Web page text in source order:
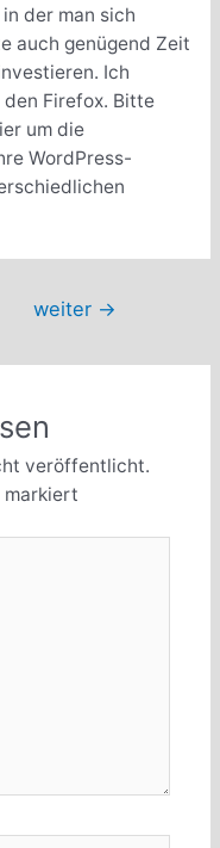
der man sich
auch genügend Zeit
Ich
Firefox. Bitte
um die
WordPress-
weiter →
veröffentlicht.
markiert